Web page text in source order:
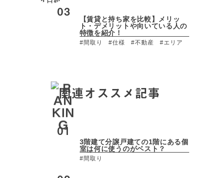
【賃貸と持ち家を比較】メリッ
ト・デメリットや向いている人の
特徴を紹介！
#間取り #仕様 #不動産 #エリア
関連オススメ記事
3階建て分譲戸建ての1階にある個
室は何に使うのがベスト？
#間取り